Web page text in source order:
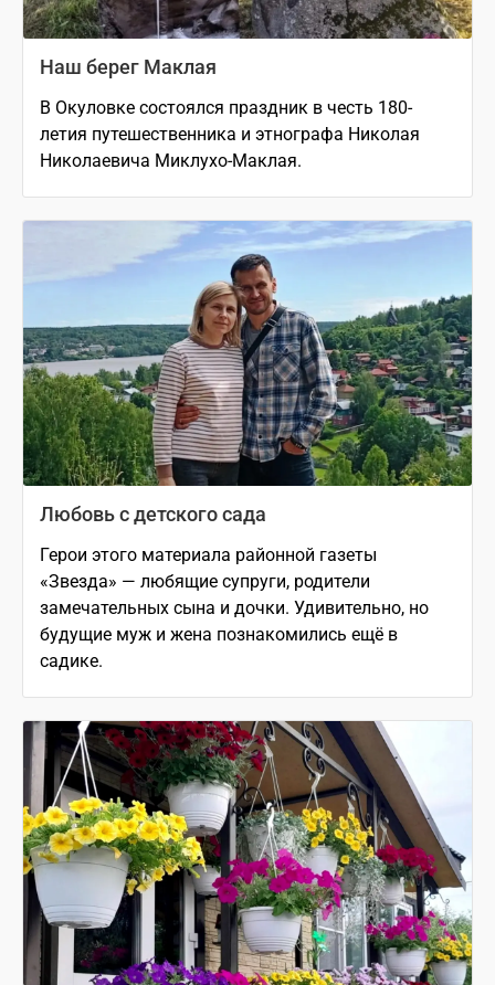
Наш берег Маклая
В Окуловке состоялся праздник в честь 180-
летия путешественника и этнографа Николая
Николаевича Миклухо-Маклая.
Любовь с детского сада
Герои этого материала районной газеты
«Звезда» — любящие супруги, родители
замечательных сына и дочки. Удивительно, но
будущие муж и жена познакомились ещё в
садике.